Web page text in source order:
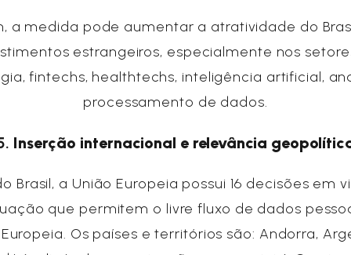
a medida pode aumentar a atratividade do
estrangeiros, especialmente nos
fintechs, healthtechs, inteligência artificial,
processamento de dados.
Inserção internacional e relevância
Brasil, a União Europeia possui 16 decisões em
que permitem o livre fluxo de dados
Os países e territórios são: Andorra,